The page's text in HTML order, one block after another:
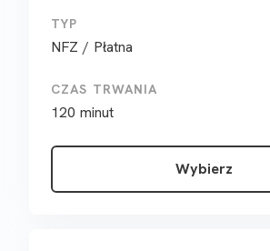
TYP
NFZ / Płatna
CZAS TRWANIA
120 minut
Wybierz